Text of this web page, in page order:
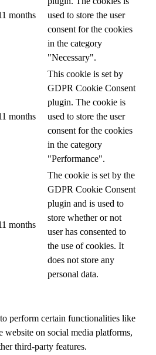
months
used to store the user
consent for the cookies
in the category
"Necessary".
months
This cookie is set by
GDPR Cookie Consent
plugin. The cookie is
used to store the user
consent for the cookies
in the category
"Performance".
months
The cookie is set by the
GDPR Cookie Consent
plugin and is used to
store whether or not
user has consented to
the use of cookies. It
does not store any
personal data.
perform certain functionalities like
website on social media platforms,
third-party features.